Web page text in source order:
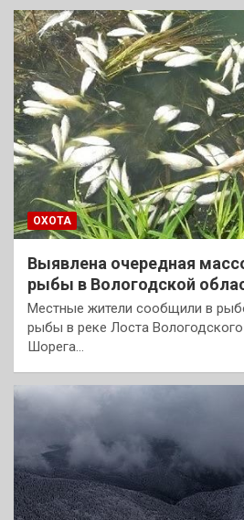
ОХОТА
Выявлена очередная
рыбы в Вологодской
Местные жители сообщили в
рыбы в реке Лоста
Шорега…